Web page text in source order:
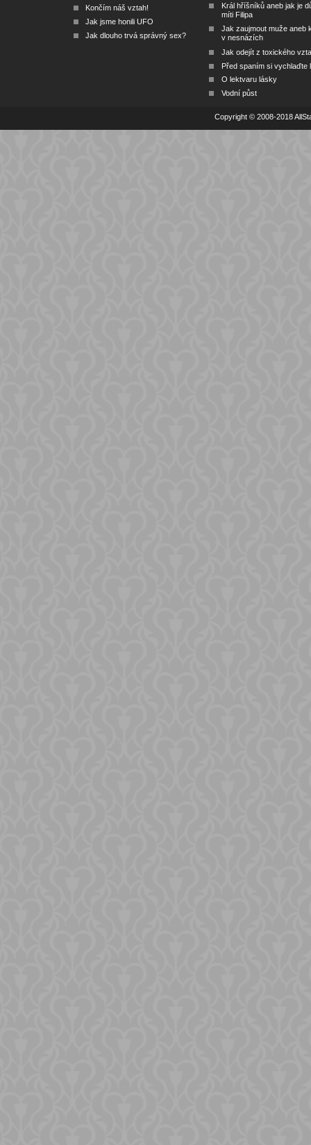
Končím náš vztah!
Jak jsme honili UFO
Jak dlouho trvá správný sex?
Král hříšníků aneb jak je
míti Filipa
Jak zaujmout muže aneb
v nesnázích
Jak odejít z toxického
Před spaním si vychlaďte
O lektvaru lásky
Vodní půst
Copyright © 2008-2018